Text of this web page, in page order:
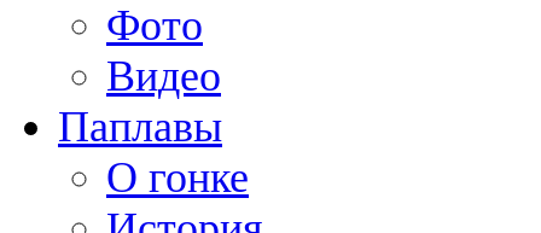
Фото
Видео
Паплавы
О гонке